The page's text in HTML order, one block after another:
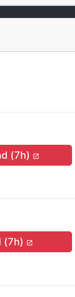
(7h)
(7h)